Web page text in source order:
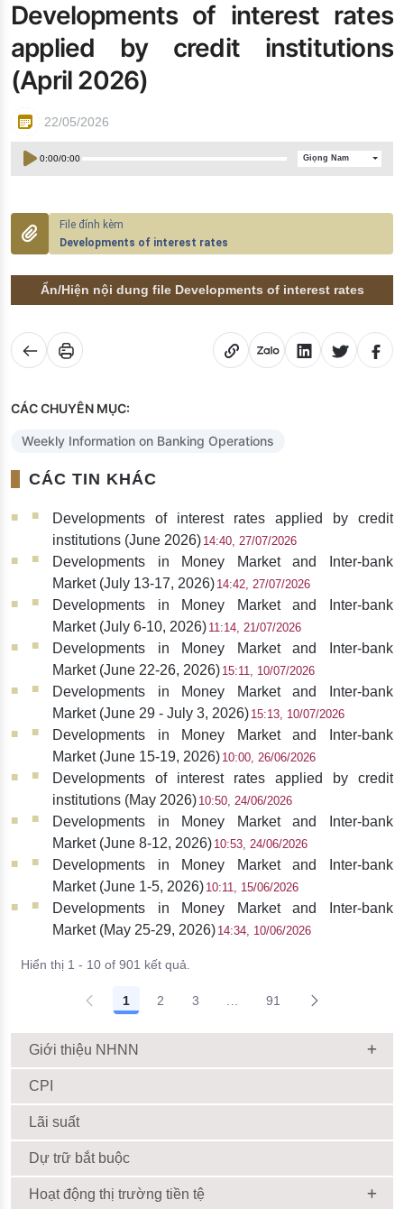
Đào tạo ISO
Developments of interest rates
applied by credit institutions
(April 2026)
22/05/2026
0:00/0:00 Giọng Nam
Developments of interest rates
Ẩn/Hiện nội dung file Developments of interest rates
CÁC CHUYÊN MỤC:
Weekly Information on Banking Operations
CÁC TIN KHÁC
Developments of interest rates applied by credit
institutions (June 2026) 14:40, 27/07/2026
Developments in Money Market and Inter-bank
Market (July 13-17, 2026) 14:42, 27/07/2026
Developments in Money Market and Inter-bank
Market (July 6-10, 2026) 11:14, 21/07/2026
Developments in Money Market and Inter-bank
Market (June 22-26, 2026) 15:11, 10/07/2026
Developments in Money Market and Inter-bank
Market (June 29 - July 3, 2026) 15:13, 10/07/2026
Developments in Money Market and Inter-bank
Market (June 15-19, 2026) 10:00, 26/06/2026
Developments of interest rates applied by credit
institutions (May 2026) 10:50, 24/06/2026
Developments in Money Market and Inter-bank
Market (June 8-12, 2026) 10:53, 24/06/2026
Developments in Money Market and Inter-bank
Market (June 1-5, 2026) 10:11, 15/06/2026
Developments in Money Market and Inter-bank
Market (May 25-29, 2026) 14:34, 10/06/2026
Hiển thị 1 - 10 of 901 kết quả.
1 2 3 91
Giới thiệu NHNN
CPI
Lãi suất
Dự trữ bắt buộc
Hoạt động thị trường tiền tệ